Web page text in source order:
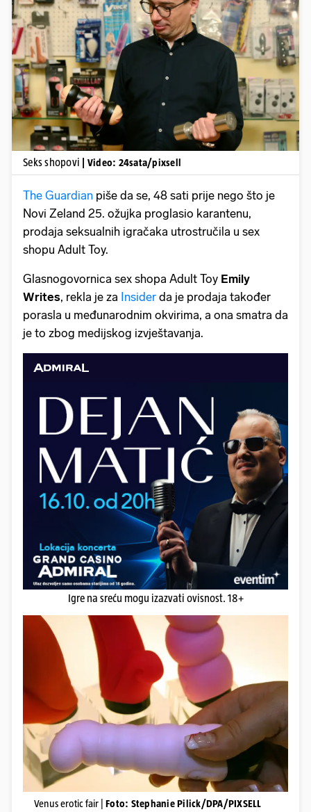
Pokretanje videa...
Seks shopovi | Video: 24sata/pixsell
The Guardian piše da se, 48 sati prije nego što je
Novi Zeland 25. ožujka proglasio karantenu,
prodaja seksualnih igračaka utrostručila u sex
shopu Adult Toy.
Glasnogovornica sex shopa Adult Toy Emily
Writes, rekla je za Insider da je prodaja također
porasla u međunarodnim okvirima, a ona smatra da
je to zbog medijskog izvještavanja.
Igre na sreću mogu izazvati ovisnost. 18+
Venus erotic fair | Foto: Stephanie Pilick/DPA/PIXSELL